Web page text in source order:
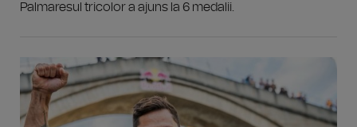
Palmaresul tricolor a ajuns la 6 medalii.